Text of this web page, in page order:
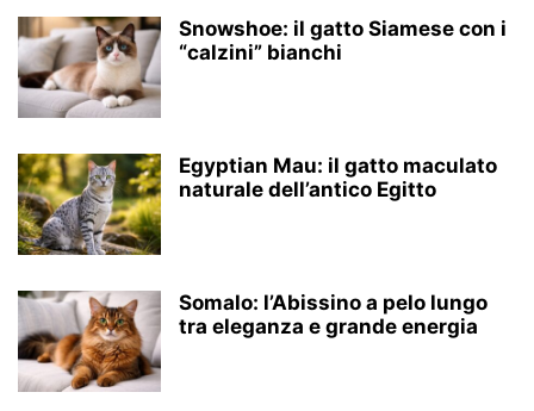
Snowshoe: il gatto Siamese con i
“calzini” bianchi
Egyptian Mau: il gatto maculato
naturale dell’antico Egitto
Somalo: l’Abissino a pelo lungo
tra eleganza e grande energia